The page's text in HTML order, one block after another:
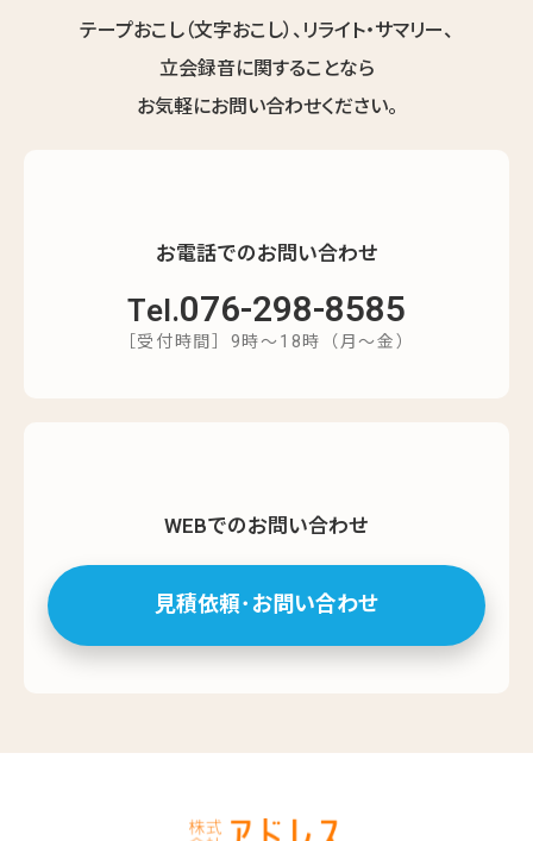
テープおこし（文字おこし）、リライト・サマリー、
立会録音に関することなら
お気軽にお問い合わせください。
お電話でのお問い合わせ
Tel.076-298-8585
［受付時間］9時～18時（月～金）
WEBでのお問い合わせ
見積依頼･お問い合わせ